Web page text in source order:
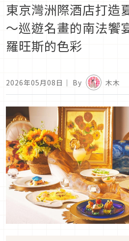
東京灣洲際酒店打造
～巡遊名畫的南法饗
羅旺斯的色彩
2026年05月08日 ｜ By 木木